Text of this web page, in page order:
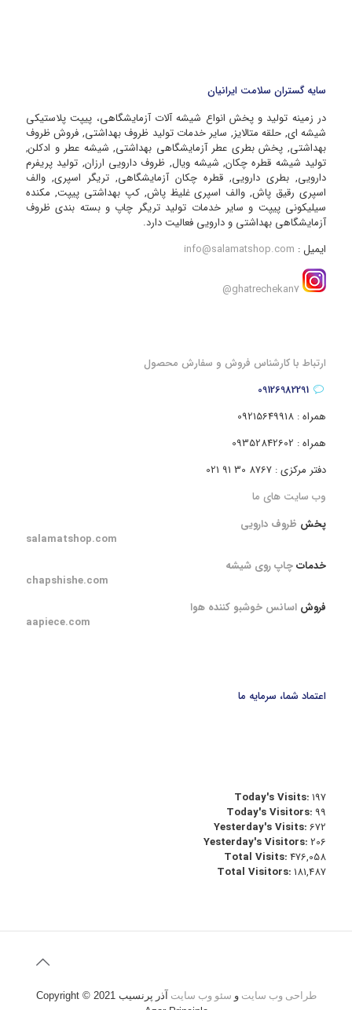
سایه گستران سلامت ایرانیان
در زمینه تولید و پخش انواع شیشه آلات آزمایشگاهی، پیپت پلاستیکی
شیشه ای, حلقه متالایز, سایر خدمات تولید ظروف بهداشتی, فروش ظروف
بهداشتی, پخش بطری عطر آزمایشگاهی بهداشتی, شیشه عطر و ادکلن,
تولید شیشه قطره چکان, شیشه ویال, ظروف دارویی ارزان, تولید پریفرم
دارویی, بطری دارویی, قطره چکان آزمایشگاهی, تریگر اسپری, والف
اسپری رقیق پاش, والف اسپری غلیظ پاش, کپ بهداشتی پیپت, مکنده
سیلیکونی پیپت و سایر خدمات تولید تریگر چاپ و بسته بندی ظروف
آزمایشگاهی بهداشتی و دارویی فعالیت دارد.
ایمیل : info@salamatshop.com
ghatrechekan7@
ارتباط با کارشناس فروش و سفارش محصول
09126982291
همراه : 09215649918
همراه : 09352842602
دفتر مرکزی : 8767 30 91 021
وب سایت های ما
پخش ظروف دارویی
salamatshop.com
خدماتچاپ روی شیشه
chapshishe.com
فروش اسانس خوشبو کننده هوا
aapiece.com
اعتماد شما، سرمایه ما
Today's Visits:197
Today's Visitors: 99
Yesterday's Visits:672
Yesterday's Visitors:206
Total Visits:476,058
Total Visitors:181,487
طراحی وب سایت و سئو وب سایت آذر پرنسیب Copyright © 2021